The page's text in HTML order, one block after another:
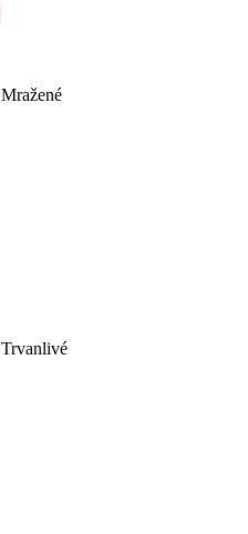
Mražené
Trvanlivé